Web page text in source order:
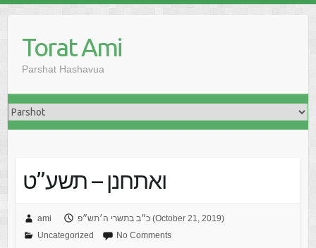
Torat Ami
Parshat Hashavua
ואתחנן – תשע”ט
ami
כ״ב בתשרי ה׳תש״פ (October 21, 2019)
Uncategorized
No Comments